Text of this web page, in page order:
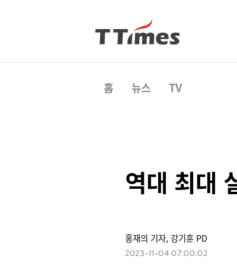
홈 뉴스 TV
역대 최대
홍재의 기자, 강기훈 PD
2023-11-04 07:00:02